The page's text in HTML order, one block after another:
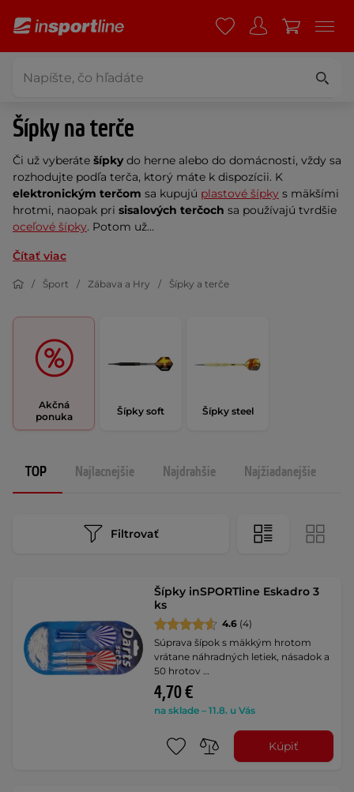
Šípky na terče
Či už vyberáte šípkydo herne alebo do domácnosti, vždy sa
rozhodujte podľa terča, ktorý máte k dispozícii. K
elektronickým terčom sa kupujú plastové šípky s mäkšími
hrotmi, naopak pri sisalových terčoch sa používajú tvrdšie
oceľové šípky. Potom už...
Čítať viac
Šport Zábava a Hry Šípky a terče
Akčná
ponuka
Šípky soft Šípky steel
TOP Najlacnejšie Najdrahšie Najžiadanejšie
Filtrovať
Šípky inSPORTline Eskadro 3
ks
4.6 (4)
Súprava šípok s mäkkým hrotom
vrátane náhradných letiek, násadok a
50 hrotov …
4,70 €
na sklade – 11.8. u Vás
Kúpiť